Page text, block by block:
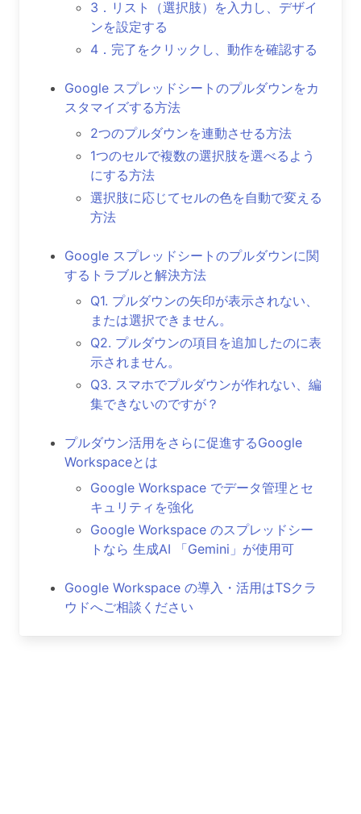
3．リスト（選択肢）を入力し、デザイ
ンを設定する
4．完了をクリックし、動作を確認する
Google スプレッドシートのプルダウンをカ
スタマイズする方法
2つのプルダウンを連動させる方法
1つのセルで複数の選択肢を選べるよう
にする方法
選択肢に応じてセルの色を自動で変える
方法
Google スプレッドシートのプルダウンに関
するトラブルと解決方法
Q1. プルダウンの矢印が表示されない、
または選択できません。
Q2. プルダウンの項目を追加したのに表
示されません。
Q3. スマホでプルダウンが作れない、編
集できないのですが？
プルダウン活用をさらに促進するGoogle
Workspaceとは
Google Workspace でデータ管理とセ
キュリティを強化
Google Workspace のスプレッドシー
トなら 生成AI 「Gemini」が使用可
Google Workspace の導入・活用はTSクラ
ウドへご相談ください